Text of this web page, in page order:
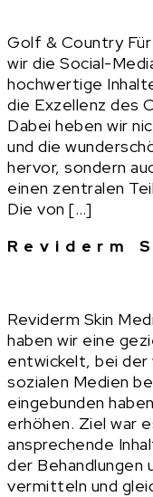
Golf & Country
wir die Social-
hochwertige
die Exzellenz des
Dabei heben wir
und die
hervor, sondern
einen zentralen
Die von […]
Reviderm
Reviderm Skin
haben wir eine
entwickelt, bei der
sozialen Medien
eingebunden
erhöhen. Ziel war
ansprechende
der Behandlungen
vermitteln und